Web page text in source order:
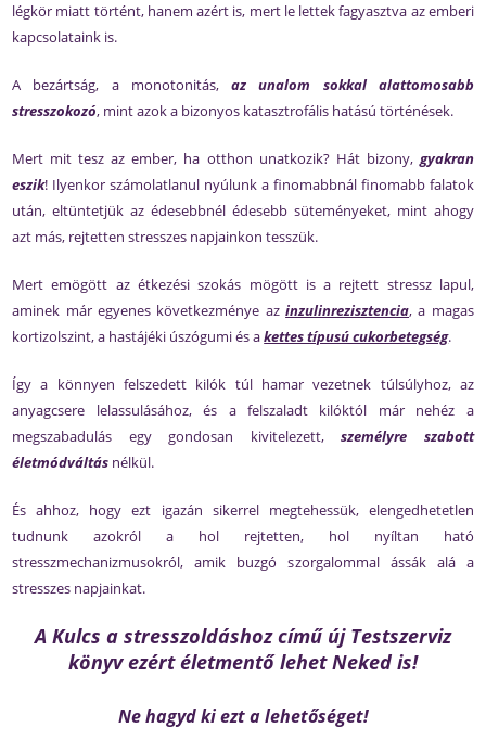
légkör miatt történt, hanem azért is, mert le lettek fagyasztva az emberi
kapcsolataink is.
A bezártság, a monotonitás,az unalom sokkal alattomosabb
stresszokozó, mint azok a bizonyos katasztrofális hatású történések.
Mert mit tesz az ember, ha otthon unatkozik? Hát bizony, gyakran
eszik! Ilyenkor számolatlanul nyúlunk a finomabbnál finomabb falatok
után, eltüntetjük az édesebbnél édesebb süteményeket, mint ahogy
azt más, rejtetten stresszes napjainkon tesszük.
Mert emögött az étkezési szokás mögött is a rejtett stressz lapul,
aminek már egyenes következménye azinzulinrezisztencia, a magas
kortizolszint, a hastájéki úszógumi és akettes típusú cukorbetegség.
Így a könnyen felszedett kilók túl hamar vezetnek túlsúlyhoz, az
anyagcsere lelassulásához, és a felszaladt kilóktól már nehéz a
megszabadulás egy gondosan kivitelezett,személyre szabott
életmódváltás nélkül.
És ahhoz, hogy ezt igazán sikerrel megtehessük, elengedhetetlen
tudnunk azokról a hol rejtetten, hol nyíltan ható
stresszmechanizmusokról, amik buzgó szorgalommal ássák alá a
stresszes napjainkat.
A Kulcs a stresszoldáshoz című új Testszerviz
könyv ezért életmentő lehet Neked is!
Ne hagyd ki ezt a lehetőséget!